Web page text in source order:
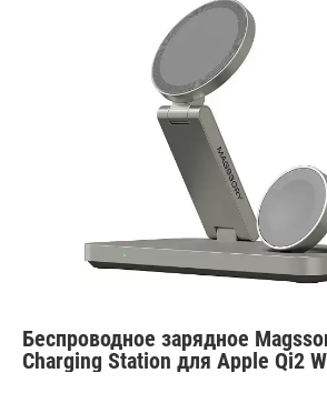
Беспроводное зарядное
Charging Station для Apple Qi2